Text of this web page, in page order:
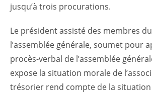
jusqu’à trois procurations.
Le président assisté des membres
l’assemblée générale, soumet pour
procès-verbal de l’assemblée
expose la situation morale de
trésorier rend compte de la